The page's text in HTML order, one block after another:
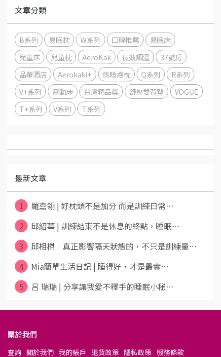
文章分類
B系列 易眠枕 W系列 口碑推薦
易眠床
兒童床
兒童枕 AeroKak 長效調溫
37號房
晶華酒店
Aerokaki+ 側睡抱枕 Q系列
R系列
V+系列
電動床 台灣精品獎 舒壓雙背墊
VOGUE
T+系列
V系列 T系列
最新文章
1
羅嘉翎 | 好枕頭不是加分 而是訓練日常⋯
2
邱紹華 | 訓練結束不是休息的終點，睡眠⋯
3
邱相榤｜真正影響隔天狀態的，不只是訓練量⋯
4
Mia簡單生活日記 | 睡得好，才是最實⋯
5
呂 瑞瑞 | 分享讓我愛不釋手的睡眠小秘⋯
關於我們
查詢 關於我們 我的帳戶 退貨政策 隱私政策 服務條款